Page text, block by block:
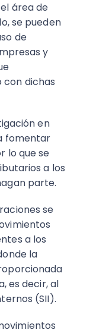
área de
se pueden
de
y
dichas
en
fomentar
lo que se
a los
parte.
se
a los
la
es decir, al
(SII).